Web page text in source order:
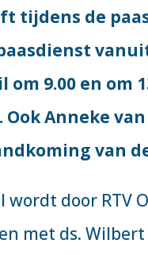
tijdens de
om 9.00 en
Ook Anneke
van
wordt door RTV
met ds.